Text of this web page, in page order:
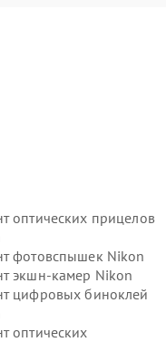
оптических прицелов
фотовспышек Nikon
экшн-камер Nikon
цифровых биноклей
оптических